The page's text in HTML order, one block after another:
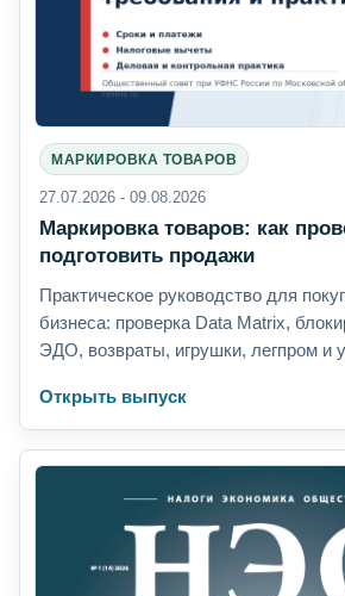
МАРКИРОВКА ТОВАРОВ
27.07.2026 - 09.08.2026
Маркировка товаров: как
подготовить продажи
Практическое руководство для
бизнеса: проверка Data Matrix,
ЭДО, возвраты, игрушки, легпром и
Открыть выпуск